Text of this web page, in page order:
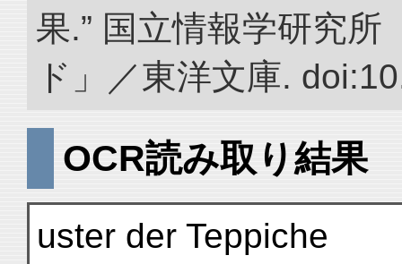
果.” 国立情報学研究
ド」／東洋文庫.
OCR読み取り結果
uster der Teppiche